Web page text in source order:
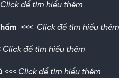
Click để tìm hiểu thêm
<<< Click để tìm hiểu thêm
Click để tìm hiểu thêm
<<< Click để tìm hiểu thêm